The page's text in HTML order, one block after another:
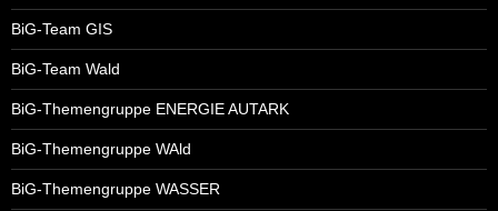
BiG-Team GIS
BiG-Team Wald
BiG-Themengruppe ENERGIE AUTARK
BiG-Themengruppe WAld
BiG-Themengruppe WASSER